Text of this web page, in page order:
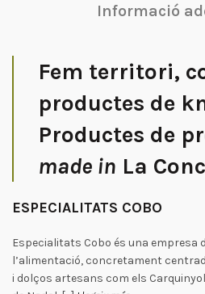
Informació
Fem territori,
productes de
Productes de
made in La
ESPECIALITATS COBO
Especialitats Cobo és una empresa
l’alimentació, concretament
i dolços artesans com els